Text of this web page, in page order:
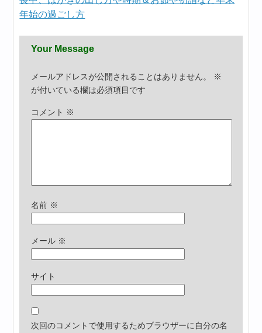
年始の過ごし方
Your Message
メールアドレスが公開されることはありません。
※
が付いている欄は必須項目です
コメント ※
名前 ※
メール ※
サイト
次回のコメントで使用するためブラウザーに自分の名